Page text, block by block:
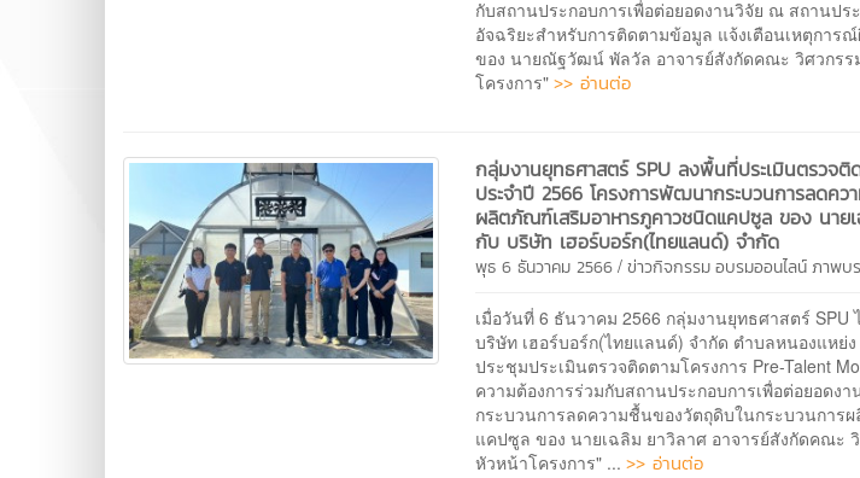
กับสถานประกอบการเพื่อต่อยอดงานวิจัย ณ สถานปร
อัจฉริยะสำหรับการติดตามข้อมูล แจ้งเตือนเหตุการ
ของ นายณัฐวัฒน์ พัลวัล อาจารย์สังกัดคณะ วิศวกร
โครงการ">> อ่านต่อ
กลุ่มงานยุทธศาสตร์ SPU ลงพื้นที่ประเมินตรวจ
ประจำปี 2566 โครงการพัฒนากระบวนการลดค
ผลิตภัณฑ์เสริมอาหารภูคาวชนิดแคปซูล ของ นาย
กับ บริษัท เฮอร์บอร์ก(ไทยแลนด์) จำกัด
พุธ 6 ธันวาคม 2566 /ข่าวกิจกรรม อบรมออนไลน์ ภาพบ
เมื่อวันที่ 6 ธันวาคม 2566 กลุ่มงานยุทธศาสตร์
บริษัท เฮอร์บอร์ก(ไทยแลนด์) จำกัด ตำบลหนองแหย่ง
ประชุมประเมินตรวจติดตามโครงการ Pre-Talent
ความต้องการร่วมกับสถานประกอบการเพื่อต่อยอด
กระบวนการลดความชื้นของวัตถุดิบในกระบวนกา
แคปซูล ของ นายเฉลิม ยาวิลาศ อาจารย์สังกัดคณะ
หัวหน้าโครงการ" ...>> อ่านต่อ